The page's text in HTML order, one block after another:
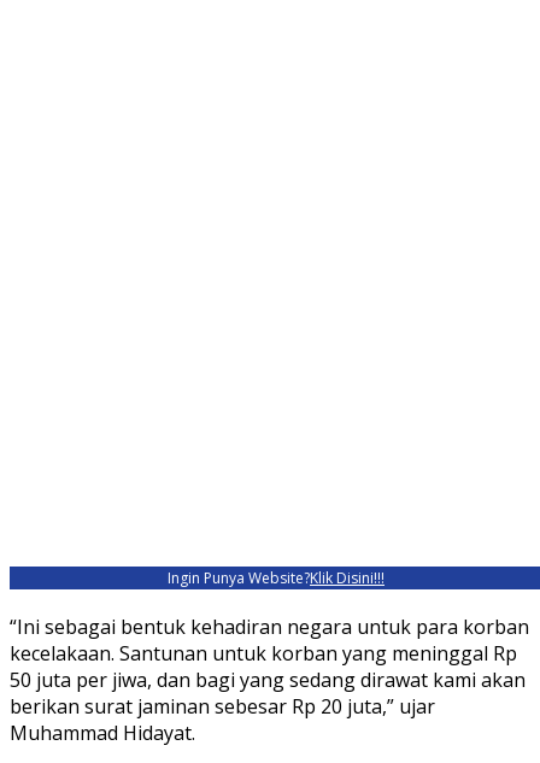
Ingin Punya Website?Klik Disini!!!
“Ini sebagai bentuk kehadiran negara untuk para korban
kecelakaan. Santunan untuk korban yang meninggal Rp
50 juta per jiwa, dan bagi yang sedang dirawat kami akan
berikan surat jaminan sebesar Rp 20 juta,” ujar
Muhammad Hidayat.